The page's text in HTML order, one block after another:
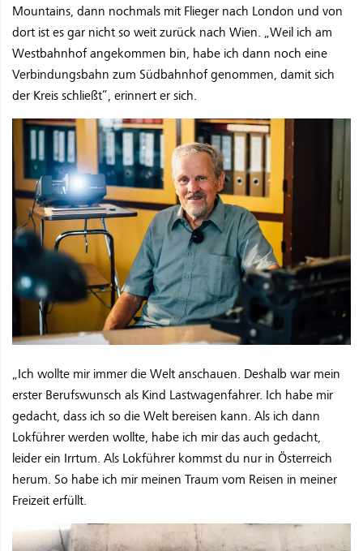
Mountains, dann nochmals mit Flieger nach London und von
dort ist es gar nicht so weit zurück nach Wien. „Weil ich am
Westbahnhof angekommen bin, habe ich dann noch eine
Verbindungsbahn zum Südbahnhof genommen, damit sich
der Kreis schließt“, erinnert er sich.
„Ich wollte mir immer die Welt anschauen. Deshalb war mein
erster Berufswunsch als Kind Lastwagenfahrer. Ich habe mir
gedacht, dass ich so die Welt bereisen kann. Als ich dann
Lokführer werden wollte, habe ich mir das auch gedacht,
leider ein Irrtum. Als Lokführer kommst du nur in Österreich
herum. So habe ich mir meinen Traum vom Reisen in meiner
Freizeit erfüllt.